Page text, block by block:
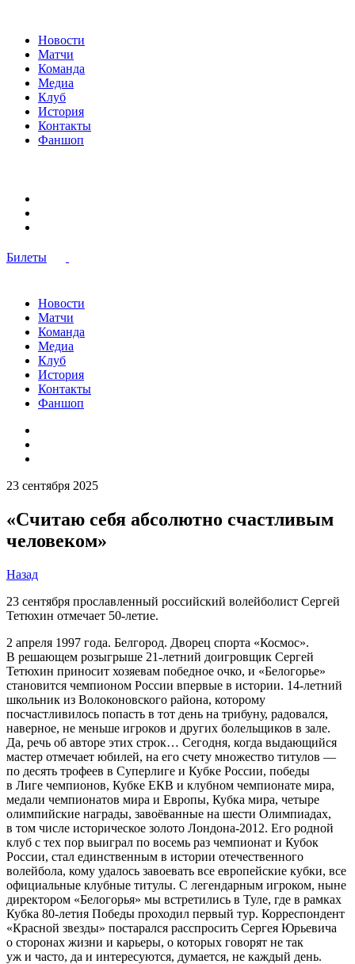
Новости
Матчи
Команда
Медиа
Клуб
История
Контакты
Фаншоп
Билеты
Новости
Матчи
Команда
Медиа
Клуб
История
Контакты
Фаншоп
23 сентября 2025
«Считаю себя абсолютно счастливым
человеком»
Назад
23 сентября прославленный российский волейболист Сергей
Тетюхин отмечает 50-летие.
2 апреля 1997 года. Белгород. Дворец спорта «Космос».
В решающем розыгрыше 21-летний доигровщик Сергей
Тетюхин приносит хозяевам победное очко, и «Белогорье»
становится чемпионом России впервые в истории. 14-летний
школьник из Волоконовского района, которому
посчастливилось попасть в тот день на трибуну, радовался,
наверное, не меньше игроков и других болельщиков в зале.
Да, речь об авторе этих строк… Сегодня, когда выдающийся
мастер отмечает юбилей, на его счету множество титулов —
по десять трофеев в Суперлиге и Кубке России, победы
в Лиге чемпионов, Кубке ЕКВ и клубном чемпионате мира,
медали чемпионатов мира и Европы, Кубка мира, четыре
олимпийские награды, завоёванные на шести Олимпиадах,
в том числе историческое золото Лондона-2012. Его родной
клуб с тех пор выиграл по восемь раз чемпионат и Кубок
России, стал единственным в истории отечественного
волейбола, кому удалось завоевать все европейские кубки, все
официальные клубные титулы. С легендарным игроком, ныне
директором «Белогорья» мы встретились в Туле, где в рамках
Кубка 80-летия Победы проходил первый тур. Корреспондент
«Красной звезды» постарался расспросить Сергея Юрьевича
о сторонах жизни и карьеры, о которых говорят не так
уж и часто, да и интересуются, думается, не каждый день.